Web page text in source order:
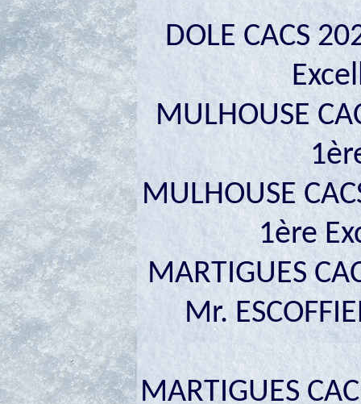
DOLE CACS
MULHOUSE
MULHOUSE
1ère
MARTIGUES
Mr.
MARTIGUES